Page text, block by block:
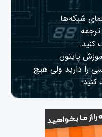
ترجمه
کنید.
پایتون
را دارید ولی هیچ
کنید.